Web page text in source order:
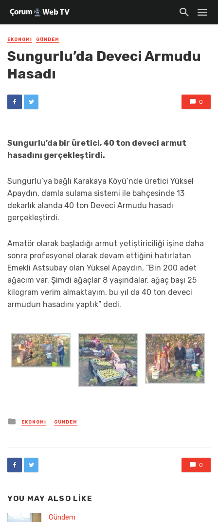
EKONOMI GÜNDEM
Sungurlu’da Deveci Armudu
Hasadı
0
Sungurlu’da bir üretici, 40 ton deveci armut
hasadını gerçekleştirdi.
Sungurlu’ya bağlı Karakaya Köyü’nde üretici Yüksel
Apaydın, damla sulama sistemi ile bahçesinde 13
dekarlık alanda 40 ton Deveci Armudu hasadı
gerçekleştirdi.
Amatör olarak başladığı armut yetiştiriciliği işine daha
sonra profesyonel olarak devam ettiğini hatırlatan
Emekli Astsubay olan Yüksel Apaydın, “Bin 200 adet
ağacım var. Şimdi ağaçlar 8 yaşındalar, ağaç başı 25
kilogram verim almaktayım, bu yıl da 40 ton deveci
armudun hasadını yaptık” dedi.
Posted
in
EKONOMI GÜNDEM
0
YOU MAY ALSO LIKE
Gündem